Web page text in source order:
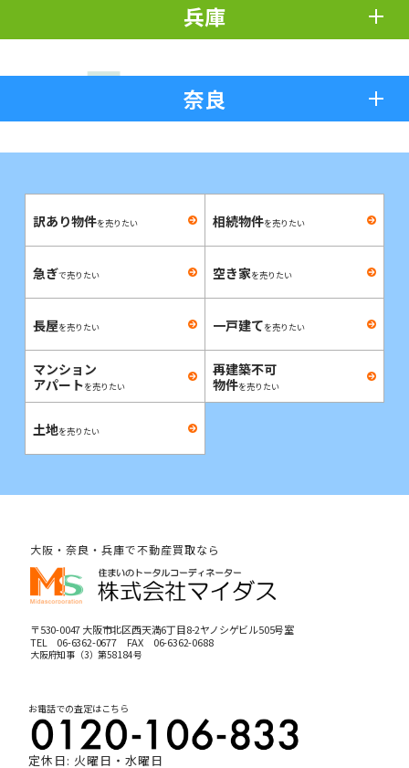
兵庫
奈良
訳あり物件を売りたい 相続物件を売りたい
急ぎで売りたい 空き家を売りたい
長屋を売りたい 一戸建てを売りたい
マンション
アパートを売りたい
再建築不可
物件を売りたい
土地を売りたい
大阪・奈良・兵庫で不動産買取なら
〒530-0047 大阪市北区西天満6丁目8-2ヤノシゲビル505号室
TEL 06-6362-0677FAX 06-6362-0688
大阪府知事（3）第58184号
お電話での査定はこちら
定休日: 火曜日・水曜日